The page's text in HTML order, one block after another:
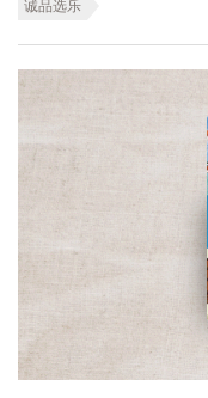
诚品选乐